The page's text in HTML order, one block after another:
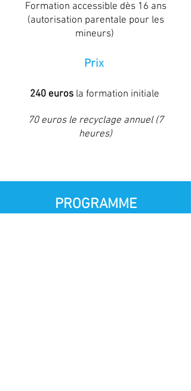
Formation accessible dès 16 ans
(autorisation parentale pour les
mineurs)
Prix
240 eurosla formation initiale
70 euros le recyclage annuel (7
heures)
PROGRAMME​